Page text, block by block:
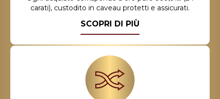
carati), custodito in caveau protetti e assicurati.
SCOPRI DI PIÙ